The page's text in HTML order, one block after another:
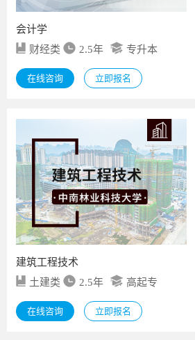
会计学
财经类
2.5年 专升本
在线咨询 立即报名
建筑工程技术
土建类
2.5年 高起专
在线咨询 立即报名